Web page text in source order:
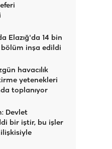
Elazığ'da 14 bin
bölüm inşa edildi
havacılık
yetenekleri
toplanıyor
Devlet
bir iştir, bu işler